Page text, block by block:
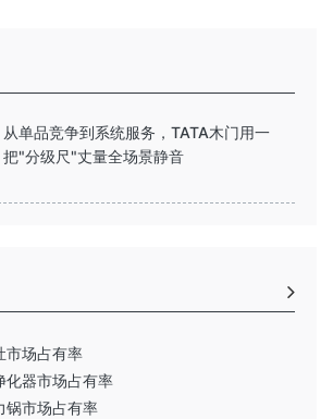
从单品竞争到系统服务，TATA木门用一
把"分级尺"丈量全场景静音
市场占有率
器市场占有率
锅市场占有率